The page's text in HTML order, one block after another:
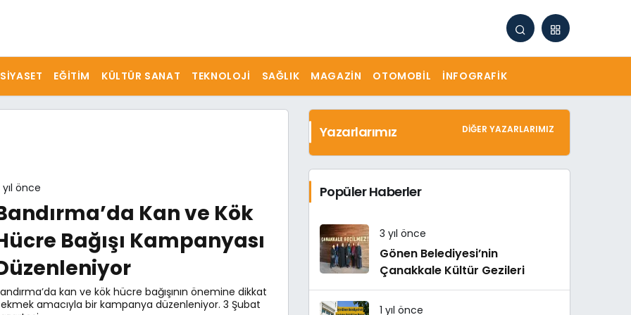
SIYASET EĞITIM KÜLTÜR SANAT TEKNOLOJI SAĞLIK MAGAZIN OTOMOBIL İNFOGRAFIK
yıl önce
Kan ve Kök
Bağışı Kampanyası
kan ve kök hücre bağışının önemine dikkat
amacıyla bir kampanya düzenleniyor. 3 Şubat
Yazarlarımız DIĞER YAZARLARIMIZ
Popüler Haberler
3 yıl önce
Gönen Belediyesi’nin
Çanakkale Kültür Gezileri
1 yıl önce